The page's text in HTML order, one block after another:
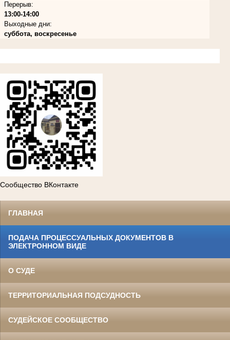
Перерыв:
13:00-14:00
Выходные дни:
суббота, воскресенье
Сообщество ВКонтакте
ГЛАВНАЯ
ПОДАЧА ПРОЦЕССУАЛЬНЫХ ДОКУМЕНТОВ В
ЭЛЕКТРОННОМ ВИДЕ
О СУДЕ
ТЕРРИТОРИАЛЬНАЯ ПОДСУДНОСТЬ
СУДЕЙСКОЕ СООБЩЕСТВО